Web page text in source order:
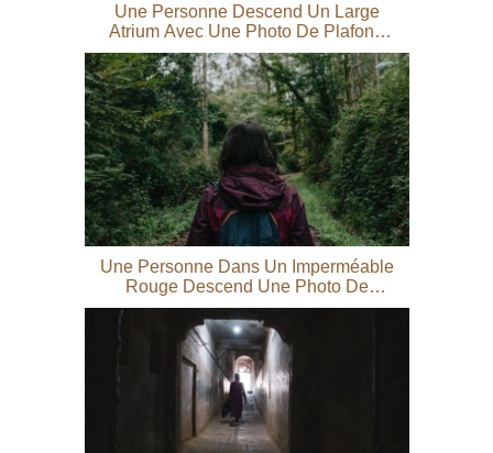
Une Personne Descend Un Large
Atrium Avec Une Photo De Plafond
Incurvé
Une Personne Dans Un Imperméable
Rouge Descend Une Photo De
Sentier Luxuriant